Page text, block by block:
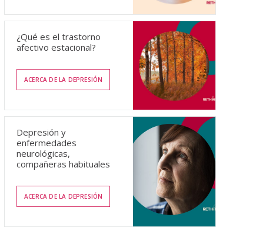
¿Qué es el trastorno
afectivo estacional?
ACERCA DE LA DEPRESIÓN
Depresión y
enfermedades
neurológicas,
compañeras habituales
ACERCA DE LA DEPRESIÓN